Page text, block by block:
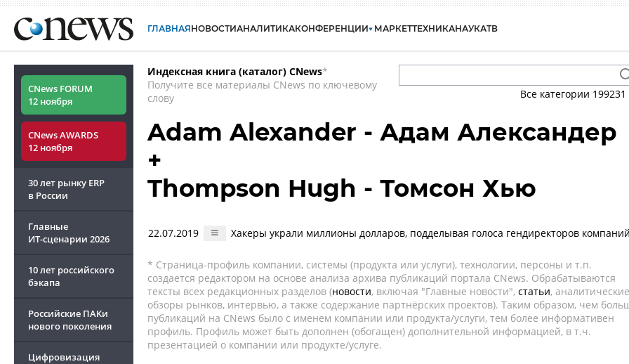
ГЛАВНАЯНОВОСТИАНАЛИТИКАКОНФЕРЕНЦИИ МАРКЕТТЕХНИКАНАУКАТВ
CNews FORUM
12 ноября
CNews AWARDS
12 ноября
30 лет рынку ERP
в России
Главные
ИТ-сценарии 2026
10 лет российского
бэкапа
Российские ПАКи
нового поколения
Цифровизация
Индексная книга (каталог) CNews*
Получите все материалы CNews по ключевому
слову
Все категории 199231
Adam Alexander - Адам Александер
+
Thompson Hugh - Томсон Хью
22.07.2019 Хакеры украли миллионы долларов, подделывая голоса гендиректоров компаний
* Страница-профиль компании, системы (продукта или услуги), технологии, персоны и т.п.
создается редактором на основе анализа архива публикаций портала CNews. Обрабатываются
тексты всех редакционных разделов (новости, включая "Главные новости", статьи, аналитические
обзоры рынков, интервью, а также содержание партнёрских проектов). Таким образом, чем
публикаций на CNews было с именем компании или продукта/услуги, тем более информативен
профиль. Профиль может быть дополнен (обогащен) дополнительной информацией, в т.ч.
презентацией о компании или продукте/услуге.